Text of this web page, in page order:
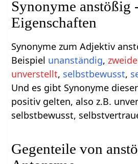
Synonyme anstößig
Eigenschaften
Synonyme zum Adjektiv
Beispiel unanständig,
unverstellt, selbstbewusst,
Und es gibt Synonyme
positiv gelten, also z.B.
selbstbewusst,
Gegenteile von